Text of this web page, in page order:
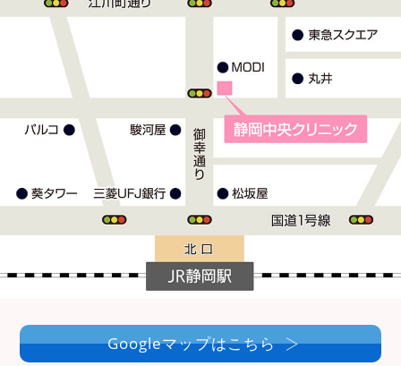
Googleマップはこちら